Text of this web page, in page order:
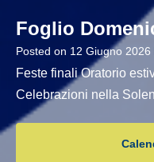
Foglio
Posted on 12 Giugno 2026
Feste finali Oratorio
Celebrazioni nella